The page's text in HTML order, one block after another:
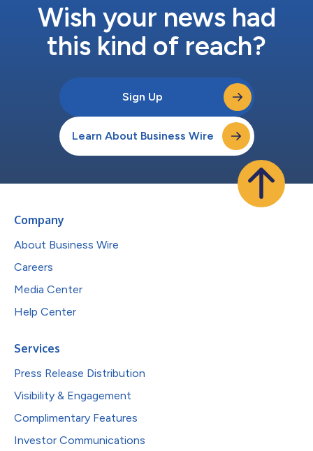
Wish your news had
this kind of reach?
Sign Up
Learn About Business Wire
Company
About Business Wire
Careers
Media Center
Help Center
Services
Press Release Distribution
Visibility & Engagement
Complimentary Features
Investor Communications